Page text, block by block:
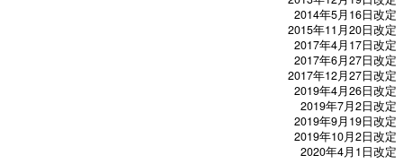
2014年5月16日改定
2015年11月20日改定
2017年4月17日改定
2017年6月27日改定
2017年12月27日改定
2019年4月26日改定
2019年7月2日改定
2019年9月19日改定
2019年10月2日改定
2020年4月1日改定